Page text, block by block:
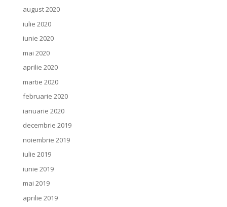
august 2020
iulie 2020
iunie 2020
mai 2020
aprilie 2020
martie 2020
februarie 2020
ianuarie 2020
decembrie 2019
noiembrie 2019
iulie 2019
iunie 2019
mai 2019
aprilie 2019